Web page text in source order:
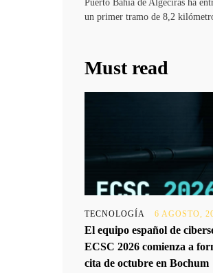
Puerto Bahía de Algeciras ha
un primer tramo de 8,2
Must read
TECNOLOGÍA 6 AGOSTO,
El equipo español de
ECSC 2026 comienza a
cita de octubre en Bochum